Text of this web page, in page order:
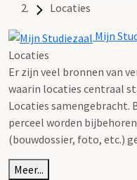
Locaties
Mijn
Locaties
Er zijn veel bronnen van
waarin locaties centraal
Locaties samengebracht.
perceel worden
(bouwdossier, foto, etc.)
Meer...